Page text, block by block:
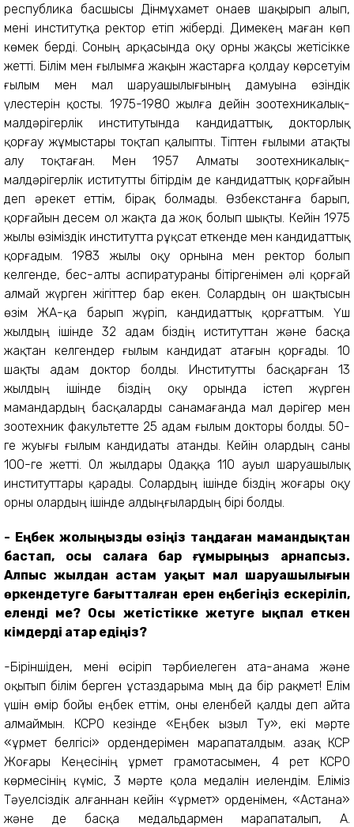
республика басшысы Дінмұхамет Қонаев шақырып алып,
мені институтқа ректор етіп жіберді. Димекең маған көп
көмек берді. Соның арқасында оқу орны жақсы жетісікке
жетті. Білім мен ғылымға жақын жастарға қолдау көрсетуім
ғылым мен мал шаруашылығының дамуына өзіндік
үлестерін қосты. 1975-1980 жылға дейін зоотехникалық-
малдәрігерлік институтында кандидаттық, докторлық
қорғау жұмыстары тоқтап қалыпты. Тіптен ғылыми атақты
алу тоқтаған. Мен 1957 Алматы зоотехникалық-
малдәрігерлік иститутты бітірдім де кандидаттық қорғайын
деп әрекет еттім, бірақ болмады. Өзбекстанға барып,
қорғайын десем ол жақта да жоқ болып шықты. Кейін 1975
жылы өзіміздік институтта рұқсат еткенде мен кандидаттық
қорғадым. 1983 жылы оқу орнына мен ректор болып
келгенде, бес-алты аспиратураны бітіргенімен әлі қорғай
алмай жүрген жігіттер бар екен. Солардың он шақтысын
өзім ЖАҚ-қа барып жүріп, кандидаттық қорғаттым. Үш
жылдың ішінде 32 адам біздің иституттан және басқа
жақтан келгендер ғылым кандидат атағын қорғады. 10
шақты адам доктор болды. Институтты басқарған 13
жылдың ішінде біздің оқу орында істеп жүрген
мамандардың басқаларды санамағанда мал дәрігер мен
зоотехник факультетте 25 адам ғылым докторы болды. 50-
ге жуығы ғылым кандидаты атанды. Кейін олардың саны
100-ге жетті. Ол жылдары Одаққа 110 ауыл шаруашылық
институттары қарады. Солардың ішінде біздің жоғары оқу
орны олардың ішінде алдыңғылардың бірі болды.
- Еңбек жолыңызды өзіңіз таңдаған мамандықтан
бастап, осы салаға бар ғұмырыңыз арнапсыз.
Алпыс жылдан астам уақыт мал шаруашылығын
өркендетуге бағытталған ерен еңбегіңіз ескеріліп,
еленді ме? Осы жетістікке жетуге ықпал еткен
кімдерді атар едіңіз?
-Біріншіден, мені өсіріп тәрбиелеген ата-анама және
оқытып білім берген ұстаздарыма мың да бір рақмет! Елім
үшін өмір бойы еңбек еттім, оны еленбей қалды деп айта
алмаймын. КСРО кезінде «Еңбек Қызыл Ту», екі мәрте
«Құрмет белгісі» ордендерімен марапаталдым. Қазақ КСР
Жоғары Кеңесінің Құрмет грамотасымен, 4 рет КСРО
көрмесінің күміс, 3 мәрте қола медалін иелендім. Еліміз
Тәуелсіздік алғаннан кейін «Құрмет» орденімен, «Астана»
және де басқа медальдармен марапаталып, А.